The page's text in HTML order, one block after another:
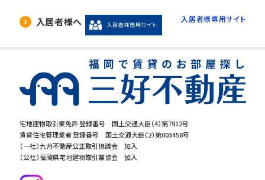
宅地建物取引業免許 登録番号 国土交通大臣（4）第7912号
賃貸住宅管理業者 登録番号 国土交通大臣（2）第003458号
（一社）九州不動産公正取引協議会 加入
（公社）福岡県宅地建物取引業協会 加入
入居者様へ 入居者様専用サイト